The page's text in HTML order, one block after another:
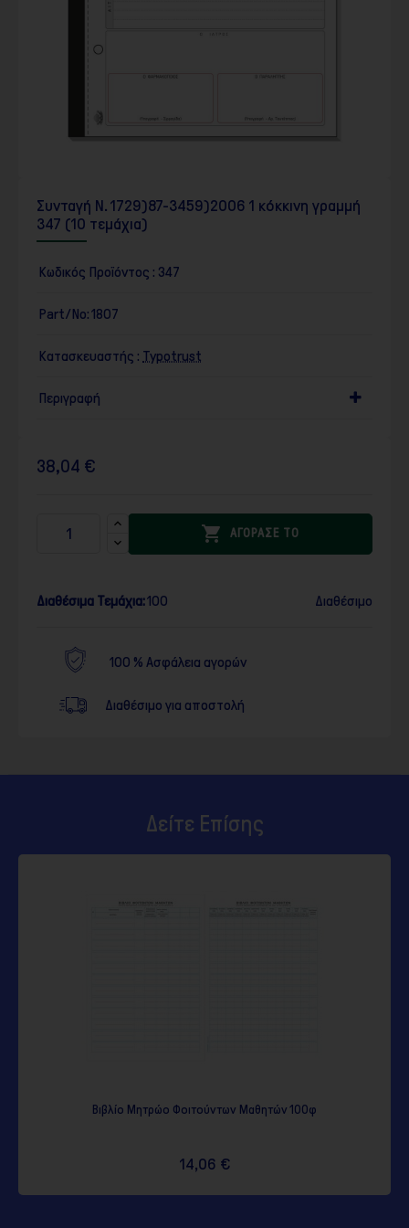
Συνταγή Ν. 1729)87-3459)2006 1 κόκκινη γραμμή
347 (10 τεμάχια)
Κωδικός Προϊόντος : 347
Part/No:1807
Κατασκευαστής : Typotrust
Περιγραφή
38,04 €
 ΑΓΟΡΑΣΕ ΤΟ
Διαθέσιμα Τεμάχια:100 Διαθέσιμο
100 % Ασφάλεια αγορών
Διαθέσιμο για αποστολή
Δείτε Επίσης
Βιβλίο Μητρώο Φοιτούντων Μαθητών 100φ